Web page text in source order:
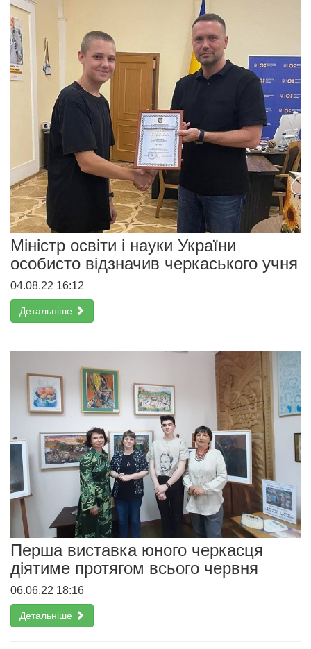
Міністр освіти і науки України
особисто відзначив черкаського учня
04.08.22 16:12
Детальніше
Перша виставка юного черкасця
діятиме протягом всього червня
06.06.22 18:16
Детальніше